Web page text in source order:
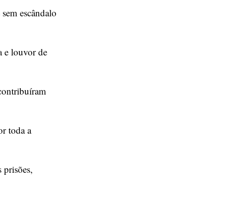
escândalo
e louvor de
toda a